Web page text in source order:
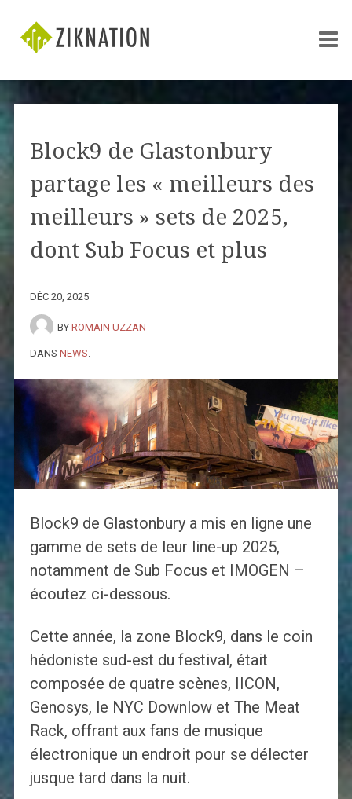
Block9 de Glastonbury
partage les « meilleurs des
meilleurs » sets de 2025,
dont Sub Focus et plus
DÉC 20, 2025
BY ROMAIN UZZAN
DANS NEWS
Block9 de Glastonbury a mis en ligne une
gamme de sets de leur line-up 2025,
notamment de Sub Focus et IMOGEN –
écoutez ci-dessous.
Cette année, la zone Block9, dans le coin
hédoniste sud-est du festival, était
composée de quatre scènes, IICON,
Genosys, le NYC Downlow et The Meat
Rack, offrant aux fans de musique
électronique un endroit pour se délecter
jusque tard dans la nuit.